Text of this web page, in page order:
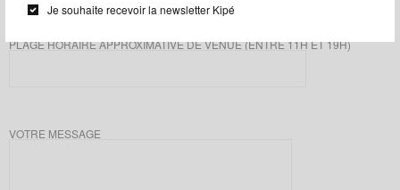
Je souhaite recevoir la newsletter Kipé
PLAGE HORAIRE APPROXIMATIVE DE VENUE (ENTRE 11H ET 19H)
VOTRE MESSAGE